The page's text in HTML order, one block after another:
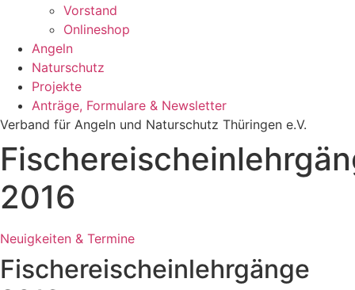
Vorstand
Onlineshop
Angeln
Naturschutz
Projekte
Anträge, Formulare & Newsletter
Verband für Angeln und Naturschutz Thüringen e.V.
2016
Neuigkeiten & Termine
Fischereischeinlehrgänge